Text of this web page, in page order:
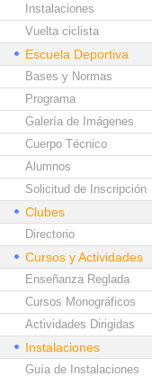
Instalaciones
Vuelta ciclista
Escuela Deportiva
Bases y Normas
Programa
Galería de Imágenes
Cuerpo Técnico
Alumnos
Solicitud de Inscripción
Clubes
Directorio
Cursos y Actividades
Enseñanza Reglada
Cursos Monográficos
Actividades Dirigidas
Instalaciones
Guía de Instalaciones